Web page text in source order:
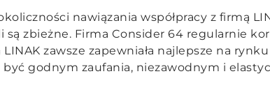
nawiązania współpracy z firmą
zbieżne. Firma Consider 64 regularnie
zawsze zapewniała najlepsze na
być godnym zaufania, niezawodnym i